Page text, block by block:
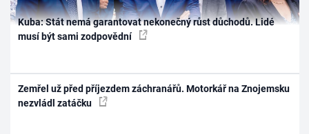
Kuba: Stát nemá garantovat nekonečný růst důchodů. Lidé
musí být sami zodpovědní
Zemřel už před příjezdem záchranářů. Motorkář na Znojemsku
nezvládl zatáčku